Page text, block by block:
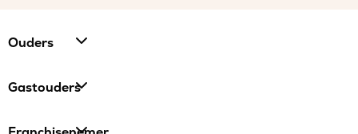
Ouders
Gastouders